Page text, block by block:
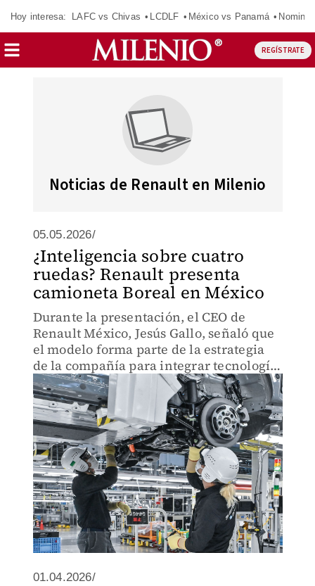
Hoy interesa: LAFC vs Chivas LCDLF México vs Panamá
REGÍSTRATE
Noticias de Renault en Milenio
05.05.2026/
¿Inteligencia sobre cuatro
ruedas? Renault presenta
camioneta Boreal en México
Durante la presentación, el CEO de
Renault México, Jesús Gallo, señaló que
el modelo forma parte de la estrategia
de la compañía para integrar tecnología
y conectividad en sus vehículos.
01.04.2026/